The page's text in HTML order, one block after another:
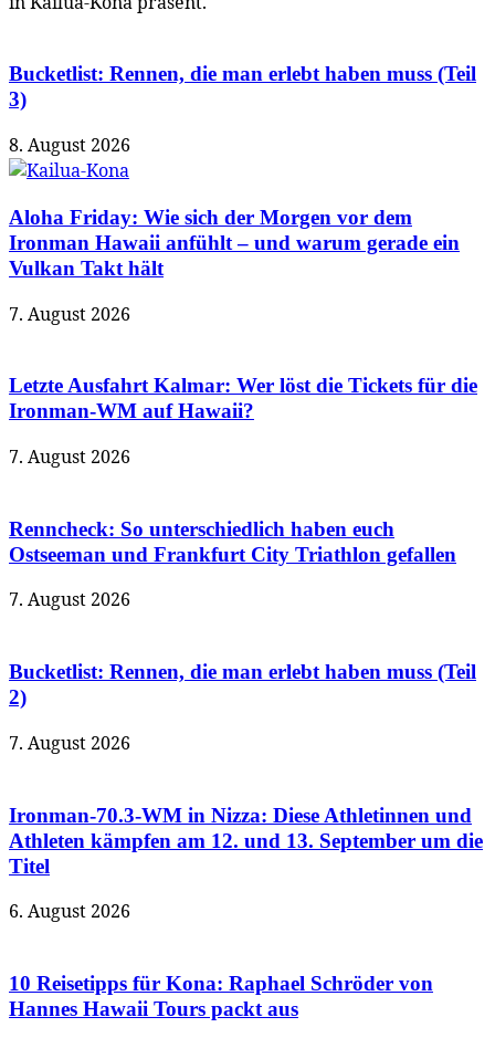
Bucketlist: Rennen, die man erlebt haben muss (Teil
3)
8. August 2026
Aloha Friday: Wie sich der Morgen vor dem
Ironman Hawaii anfühlt – und warum gerade ein
Vulkan Takt hält
7. August 2026
Letzte Ausfahrt Kalmar: Wer löst die Tickets für die
Ironman-WM auf Hawaii?
7. August 2026
Renncheck: So unterschiedlich haben euch
Ostseeman und Frankfurt City Triathlon gefallen
7. August 2026
Bucketlist: Rennen, die man erlebt haben muss (Teil
2)
7. August 2026
Ironman-70.3-WM in Nizza: Diese Athletinnen und
Athleten kämpfen am 12. und 13. September um die
Titel
6. August 2026
10 Reisetipps für Kona: Raphael Schröder von
Hannes Hawaii Tours packt aus